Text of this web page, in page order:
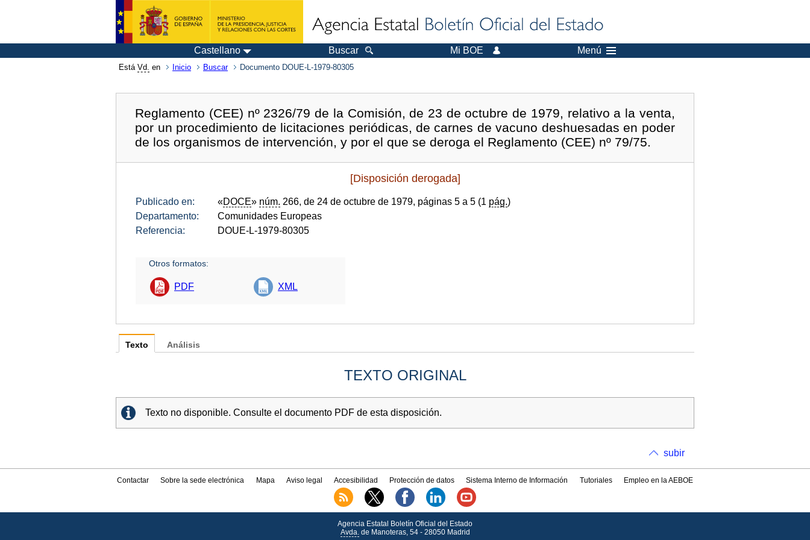
Castellano Buscar Mi BOE Menú
Está Vd. en Inicio Buscar Documento DOUE-L-1979-80305
Reglamento (CEE) nº 2326/79 de la Comisión, de 23 de octubre de 1979, relativo a la venta,
por un procedimiento de licitaciones periódicas, de carnes de vacuno deshuesadas en poder
de los organismos de intervención, y por el que se deroga el Reglamento (CEE) nº 79/75.
[Disposición derogada]
Publicado en: «DOCE» núm. 266, de 24 de octubre de 1979, páginas 5 a 5 (1 pág.)
Departamento:
Comunidades Europeas
Referencia:
DOUE-L-1979-80305
Otros formatos:
PDF XML
Texto
TEXTO ORIGINAL
Texto no disponible. Consulte el documento PDF de esta disposición.
Análisis
subir
Contactar Sobre la sede electrónica Mapa Aviso legal Accesibilidad Protección de datos Sistema Interno de Información Tutoriales Empleo en la AEBOE
Agencia Estatal Boletín Oficial del Estado
Avda.de Manoteras, 54 - 28050 Madrid